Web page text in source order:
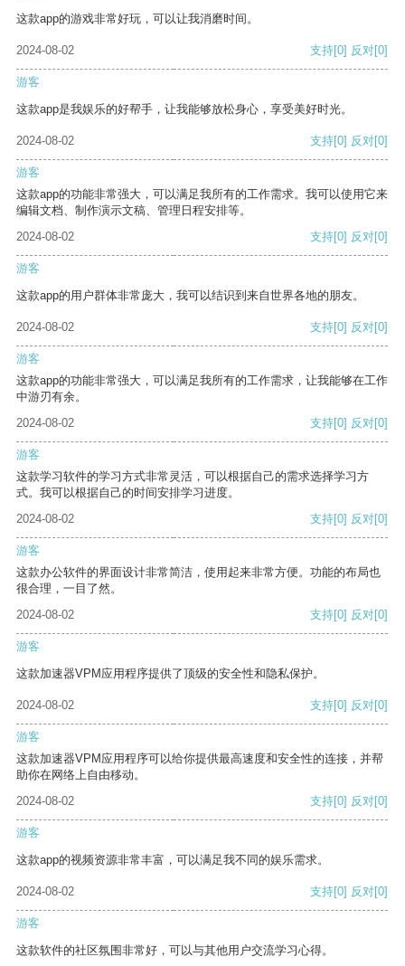
这款app的游戏非常好玩，可以让我消磨时间。
2024-08-02 支持[0] 反对[0]
游客
这款app是我娱乐的好帮手，让我能够放松身心，享受美好时光。
2024-08-02 支持[0] 反对[0]
游客
这款app的功能非常强大，可以满足我所有的工作需求。我可以使用它来
编辑文档、制作演示文稿、管理日程安排等。
2024-08-02
支持[0] 反对[0]
游客
这款app的用户群体非常庞大，我可以结识到来自世界各地的朋友。
2024-08-02 支持[0] 反对[0]
游客
这款app的功能非常强大，可以满足我所有的工作需求，让我能够在工作
中游刃有余。
2024-08-02
支持[0] 反对[0]
游客
这款学习软件的学习方式非常灵活，可以根据自己的需求选择学习方
式。我可以根据自己的时间安排学习进度。
2024-08-02
支持[0] 反对[0]
游客
这款办公软件的界面设计非常简洁，使用起来非常方便。功能的布局也
很合理，一目了然。
2024-08-02
支持[0] 反对[0]
游客
这款加速器VPM应用程序提供了顶级的安全性和隐私保护。
2024-08-02 支持[0] 反对[0]
游客
这款加速器VPM应用程序可以给你提供最高速度和安全性的连接，并帮
助你在网络上自由移动。
2024-08-02
支持[0] 反对[0]
游客
这款app的视频资源非常丰富，可以满足我不同的娱乐需求。
2024-08-02 支持[0] 反对[0]
游客
这款软件的社区氛围非常好，可以与其他用户交流学习心得。